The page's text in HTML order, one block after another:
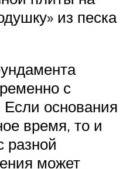
из песка
с
основания
время, то и
разной
может